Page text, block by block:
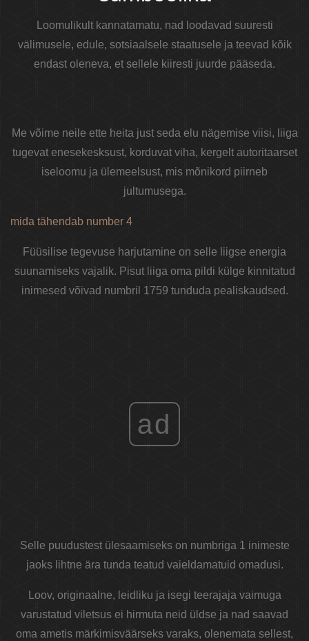
Loomulikult kannatamatu, nad loodavad suuresti
välimusele, edule, sotsiaalsele staatusele ja teevad kõik
endast oleneva, et sellele kiiresti juurde pääseda.
Me võime neile ette heita just seda elu nägemise viisi, liiga
tugevat enesekesksust, korduvat viha, kergelt autoritaarset
iseloomu ja ülemeelsust, mis mõnikord piirneb
jultumusega.
mida tähendab number 4
Füüsilise tegevuse harjutamine on selle liigse energia
suunamiseks vajalik. Pisut liiga oma pildi külge kinnitatud
inimesed võivad numbril 1759 tunduda pealiskaudsed.
ad
Selle puudustest ülesaamiseks on numbriga 1 inimeste
jaoks lihtne ära tunda teatud vaieldamatuid omadusi.
Loov, originaalne, leidliku ja isegi teerajaja vaimuga
varustatud viletsus ei hirmuta neid üldse ja nad saavad
oma ametis märkimisväärseks varaks, olenemata sellest,